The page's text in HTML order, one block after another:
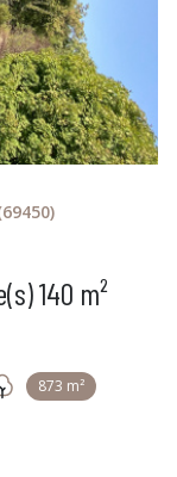
Maison 5 pièce(s) 4 chambre(s) 140 m²
873 m²